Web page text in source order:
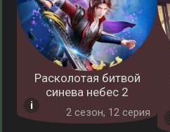
Расколотая битвой
синева небес 2
2 cезон, 12 серия